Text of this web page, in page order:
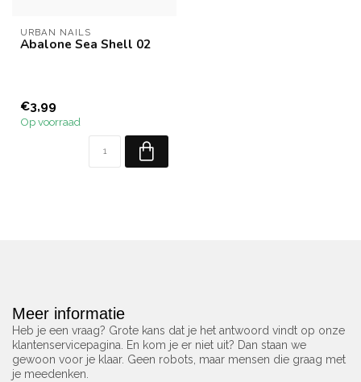
URBAN NAILS
Abalone Sea Shell 02
€3,99
Op voorraad
Meer informatie
Heb je een vraag? Grote kans dat je het antwoord vindt op onze
klantenservicepagina. En kom je er niet uit? Dan staan we
gewoon voor je klaar. Geen robots, maar mensen die graag met
je meedenken.